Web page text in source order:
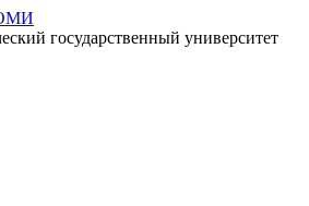
государственный университет